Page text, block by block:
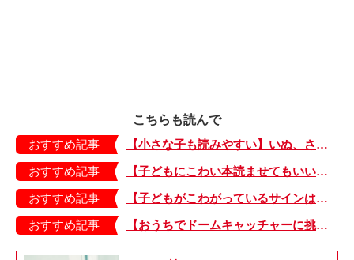
こちらも読んで
おすすめ記事
【小さな子も読みやすい】いぬ、さる、うさぎ、ゴリラにあひる…動物たちのまねっこできるかな？『まねまねっこ』発売中！
おすすめ記事
【子どもにこわい本読ませてもいいの？】「子どもはどのようなものにこわさを感じやすいのでしょうか？」
おすすめ記事
【子どもがこわがっているサインは？】「読み聞かせのとき、子どもがこわがっていると判断できるサインを教えてください！」
おすすめ記事
【おうちでドームキャッチャーに挑戦だ】アンパンマン わくわくドームキャッチャー